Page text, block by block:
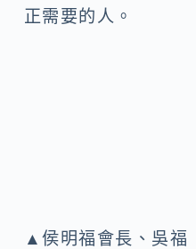
正需要的人。
▲侯明福會長、吳福